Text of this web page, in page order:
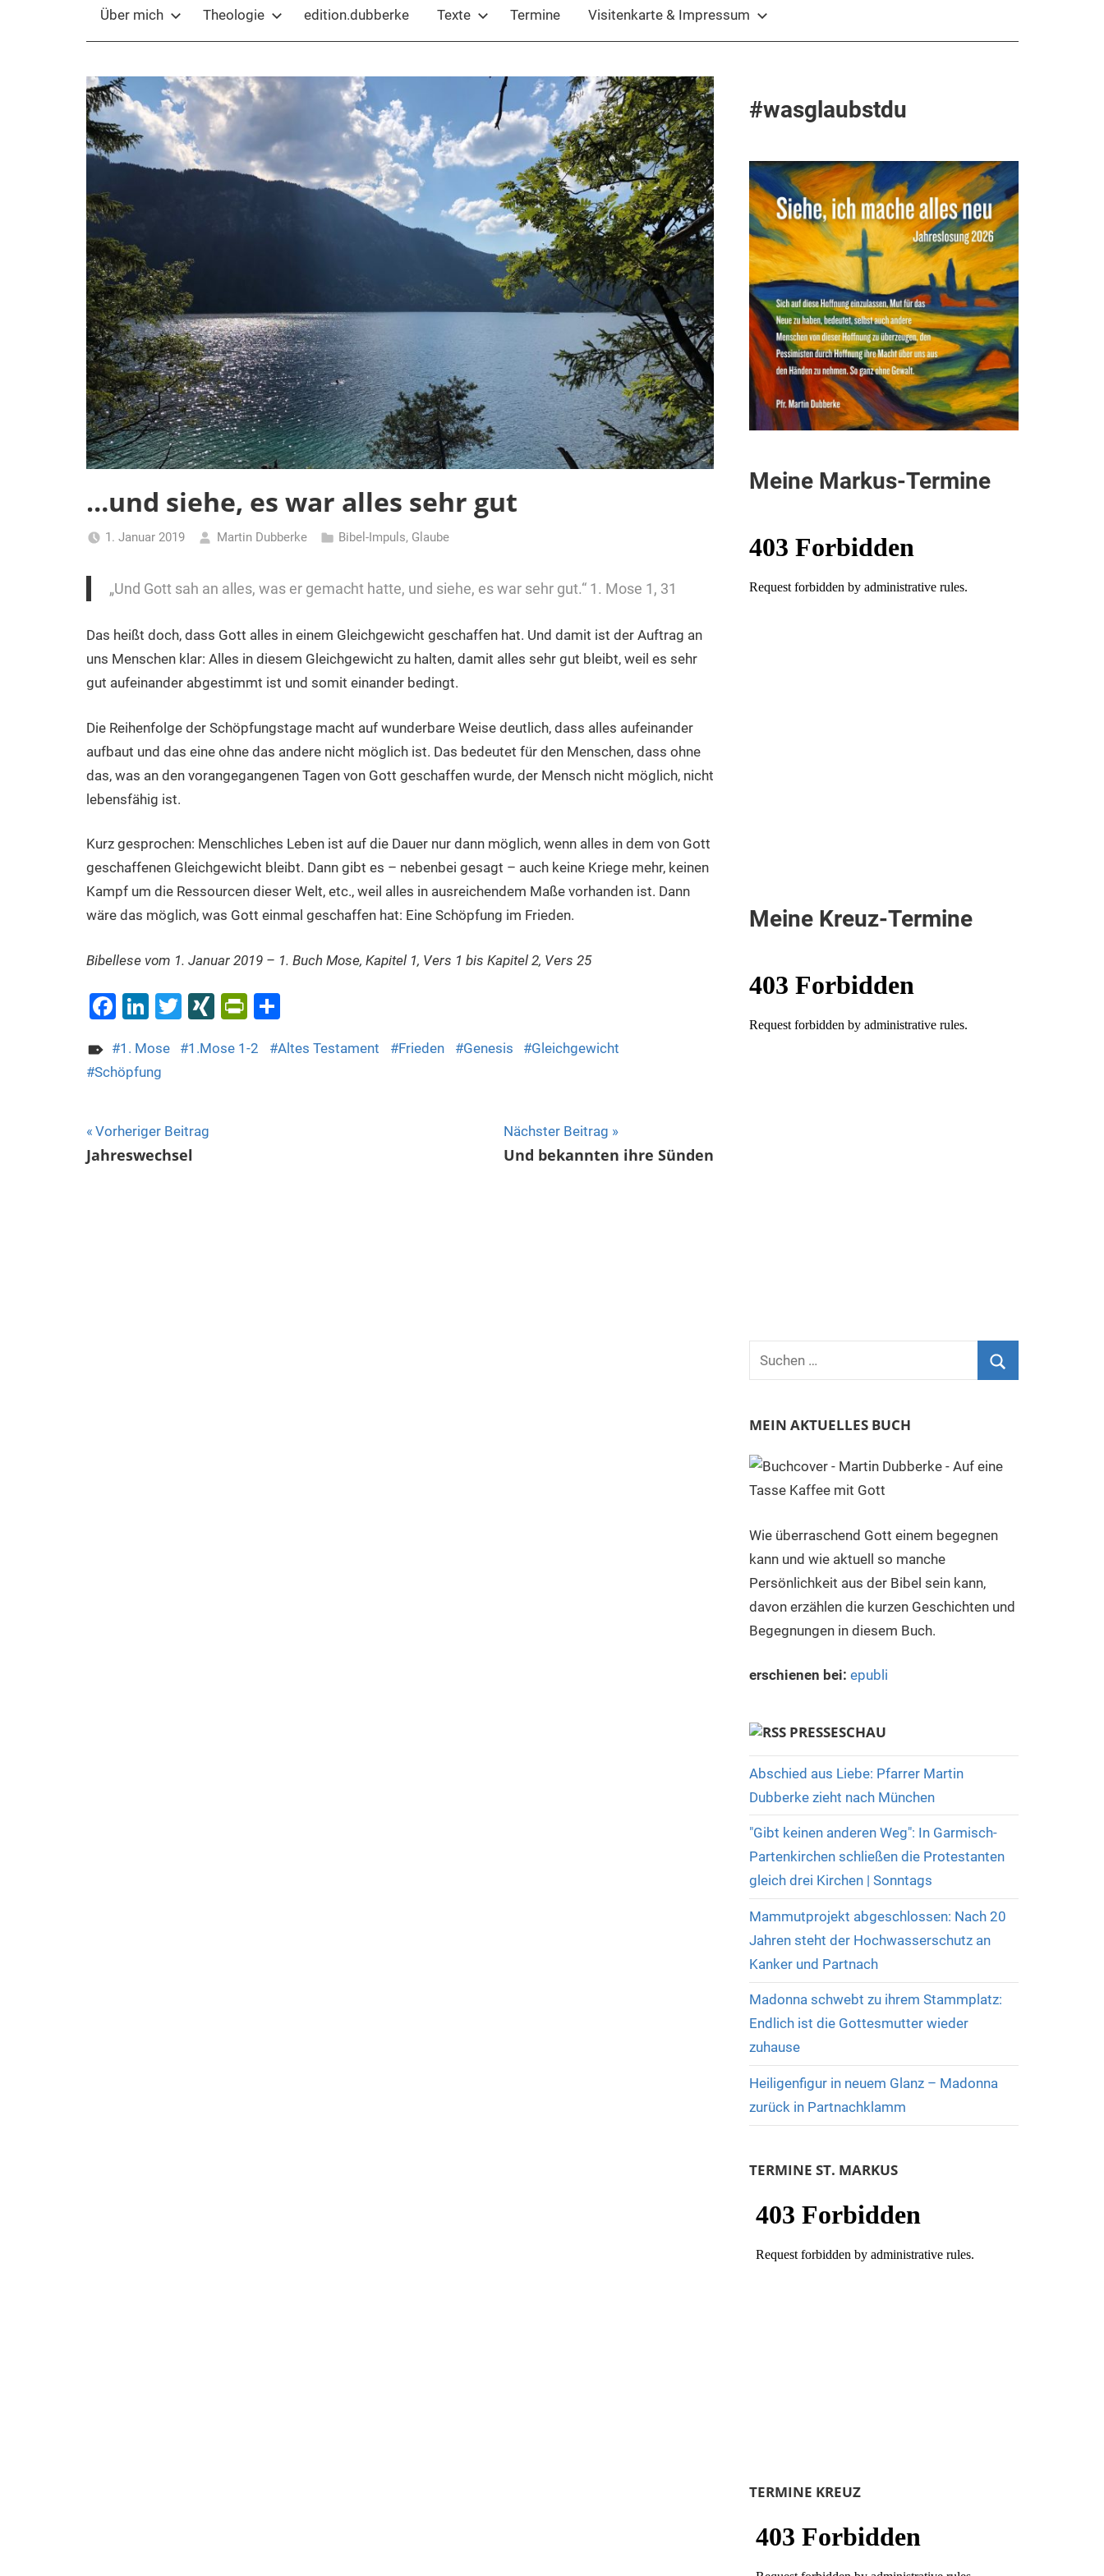
Über mich Theologie edition.dubberke Texte Termine Visitenkarte & Impressum
…und siehe, es war alles sehr gut
1. Januar 2019 Martin Dubberke Bibel-Impuls, Glaube
„Und Gott sah an alles, was er gemacht hatte, und siehe, es war sehr gut.“ 1. Mose 1, 31
Das heißt doch, dass Gott alles in einem Gleichgewicht geschaffen hat. Und damit ist der Auftrag an
uns Menschen klar: Alles in diesem Gleichgewicht zu halten, damit alles sehr gut bleibt, weil es sehr
gut aufeinander abgestimmt ist und somit einander bedingt.
Die Reihenfolge der Schöpfungstage macht auf wunderbare Weise deutlich, dass alles aufeinander
aufbaut und das eine ohne das andere nicht möglich ist. Das bedeutet für den Menschen, dass ohne
das, was an den vorangegangenen Tagen von Gott geschaffen wurde, der Mensch nicht möglich, nicht
lebensfähig ist.
Kurz gesprochen: Menschliches Leben ist auf die Dauer nur dann möglich, wenn alles in dem von Gott
geschaffenen Gleichgewicht bleibt. Dann gibt es – nebenbei gesagt – auch keine Kriege mehr, keinen
Kampf um die Ressourcen dieser Welt, etc., weil alles in ausreichendem Maße vorhanden ist. Dann
wäre das möglich, was Gott einmal geschaffen hat: Eine Schöpfung im Frieden.
Bibellese vom 1. Januar 2019 – 1. Buch Mose, Kapitel 1, Vers 1 bis Kapitel 2, Vers 25
Facebook
LinkedIn
Twitter
XINGPrintFriendly
Teilen
1. Mose 1.Mose 1-2 Altes Testament Frieden Genesis
Gleichgewicht
Schöpfung
Beitragsnavigation
Vorheriger Beitrag
Jahreswechsel
Nächster Beitrag
Und bekannten ihre Sünden
#wasglaubstdu
Meine Markus-Termine
Meine Kreuz-Termine
Suchen
nach:
MEIN AKTUELLES BUCH
Wie überraschend Gott einem begegnen
kann und wie aktuell so manche
Persönlichkeit aus der Bibel sein kann,
davon erzählen die kurzen Geschichten und
Begegnungen in diesem Buch.
erschienen bei: epubli
PRESSESCHAU
Abschied aus Liebe: Pfarrer Martin
Dubberke zieht nach München
"Gibt keinen anderen Weg": In Garmisch-
Partenkirchen schließen die Protestanten
gleich drei Kirchen | Sonntags
Mammutprojekt abgeschlossen: Nach 20
Jahren steht der Hochwasserschutz an
Kanker und Partnach
Madonna schwebt zu ihrem Stammplatz:
Endlich ist die Gottesmutter wieder
zuhause
Heiligenfigur in neuem Glanz – Madonna
zurück in Partnachklamm
TERMINE ST. MARKUS
TERMINE KREUZ